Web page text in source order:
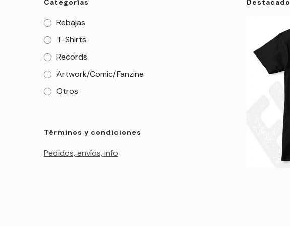
Categorías
Rebajas
T-Shirts
Records
Artwork/Comic/Fanzine
Otros
Términos y condiciones
Pedidos, envíos, info
Destacado